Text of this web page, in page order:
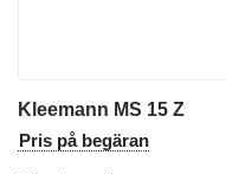
Kleemann MS 15 Z
Pris på begäran